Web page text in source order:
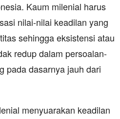
Kaum milenial harus
nilai-nilai keadilan yang
sehingga eksistensi atau
redup dalam persoalan-
pada dasarnya jauh dari
menyuarakan keadilan